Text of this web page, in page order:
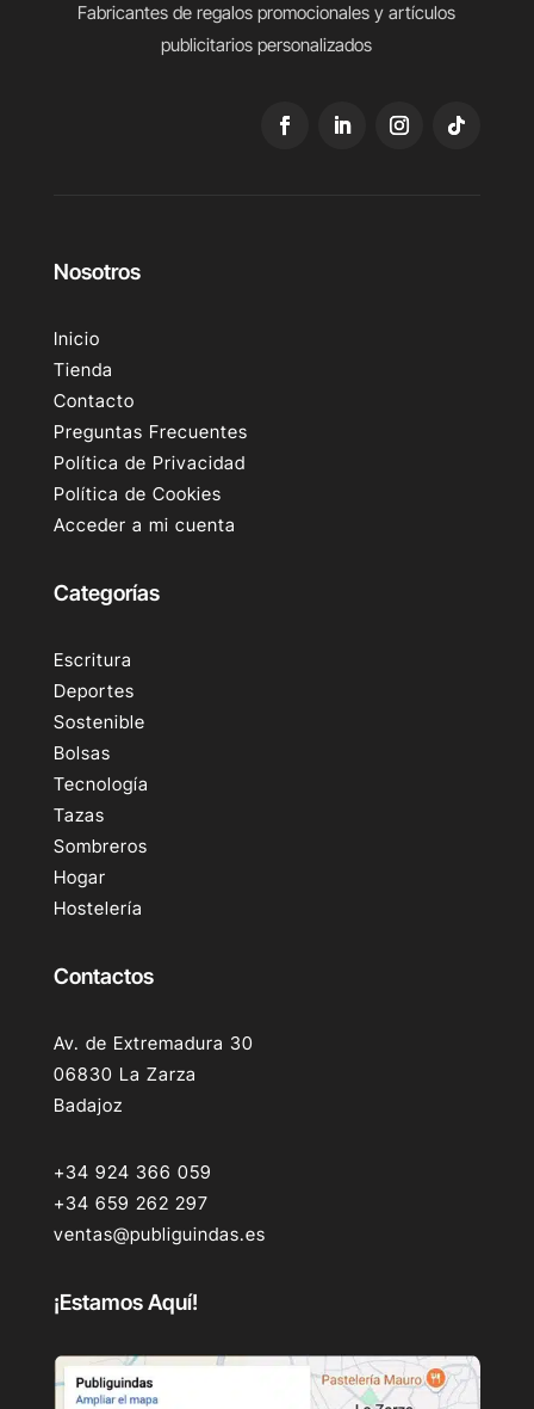
Fabricantes de regalos promocionales y artículos
publicitarios personalizados
Nosotros
Inicio
Tienda
Contacto
Preguntas Frecuentes
Política de Privacidad
Política de Cookies
Acceder a mi cuenta
Categorías
Escritura
Deportes
Sostenible
Bolsas
Tecnología
Tazas
Sombreros
Hogar
Hostelería
Contactos
Av. de Extremadura 30
06830 La Zarza
Badajoz
+34 924 366 059
+34 659 262 297
ventas@publiguindas.es
¡Estamos Aquí!